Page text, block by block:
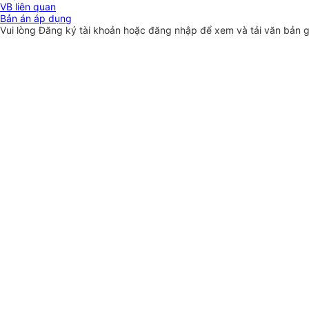
VB liên quan
Bản án áp dụng
Vui lòngĐăng ký tài khoản hoặc đăng nhập để xem và tải văn bản